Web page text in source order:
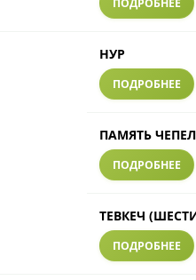
ПОДРОБНЕЕ
НУР
ПОДРОБНЕЕ
ПАМЯТЬ
ПОДРОБНЕЕ
ТЕВКЕЧ
ПОДРОБНЕЕ